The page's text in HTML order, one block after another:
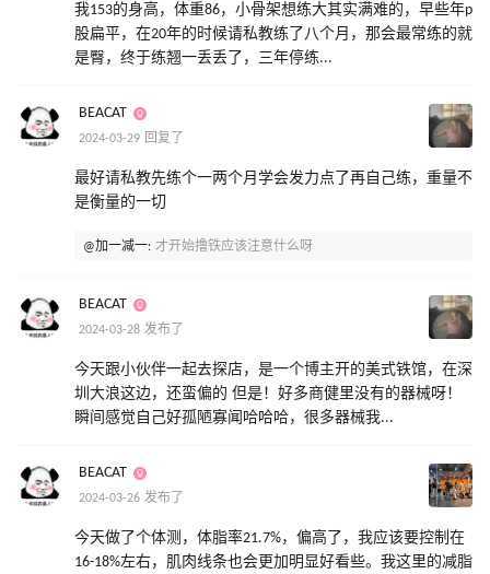
我153的身高，体重86，小骨架想练大其实满难的，早些年p
股扁平，在20年的时候请私教练了八个月，那会最常练的就
是臀，终于练翘一丢丢了，三年停练...
BEACAT
2024-03-29 回复了
最好请私教先练个一两个月学会发力点了再自己练，重量不
是衡量的一切
@加一减一: 才开始撸铁应该注意什么呀
BEACAT
2024-03-28 发布了
今天跟小伙伴一起去探店，是一个博主开的美式铁馆，在深
圳大浪这边，还蛮偏的 但是！好多商健里没有的器械呀！
瞬间感觉自己好孤陋寡闻哈哈哈，很多器械我...
BEACAT
2024-03-26 发布了
今天做了个体测，体脂率21.7%，偏高了，我应该要控制在
16-18%左右，肌肉线条也会更加明显好看些。我这里的减脂